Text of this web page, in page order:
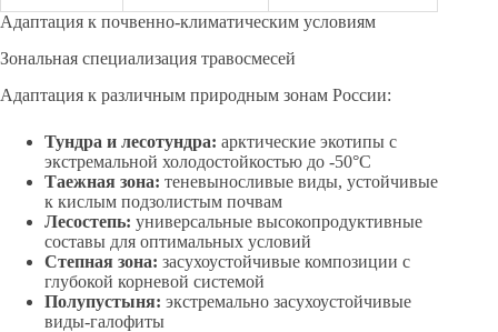
Адаптация к почвенно-климатическим условиям
Зональная специализация травосмесей
Адаптация к различным природным зонам России:
Тундра и лесотундра: арктические экотипы с
экстремальной холодостойкостью до -50°C
Таежная зона: теневыносливые виды, устойчивые
к кислым подзолистым почвам
Лесостепь: универсальные высокопродуктивные
составы для оптимальных условий
Степная зона: засухоустойчивые композиции с
глубокой корневой системой
Полупустыня: экстремально засухоустойчивые
виды-галофиты